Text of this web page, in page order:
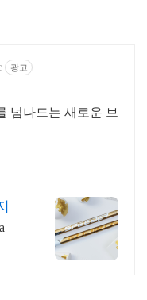
광고
넘나드는 새로운 브